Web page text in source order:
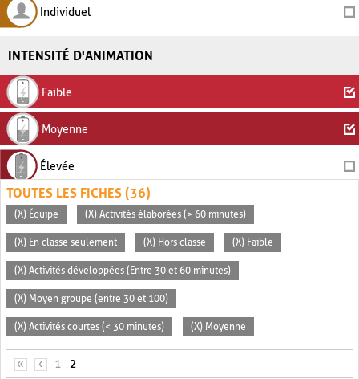
Individuel
INTENSITÉ D'ANIMATION
Faible
Moyenne
Élevée
TOUTES LES FICHES (36)
(X) Équipe (X) Activités élaborées (> 60 minutes)
(X) En classe seulement (X) Hors classe (X) Faible
(X) Activités développées (Entre 30 et 60 minutes)
(X) Moyen groupe (entre 30 et 100)
(X) Activités courtes (< 30 minutes) (X) Moyenne
PAGES
« ‹ 1 2